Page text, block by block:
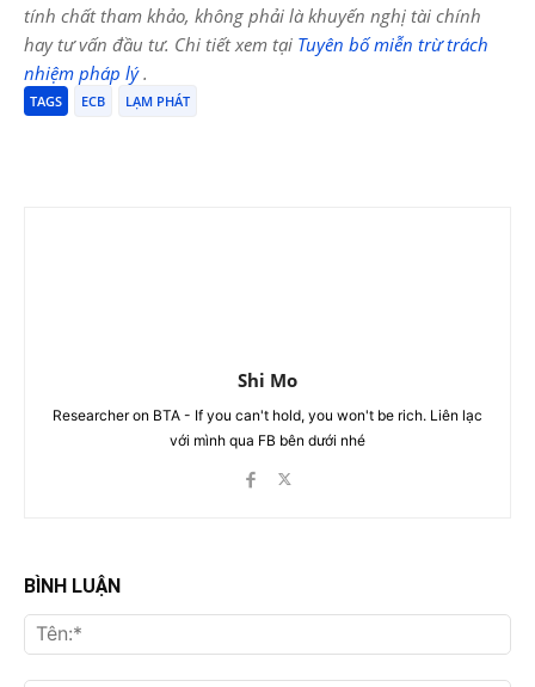
tính chất tham khảo, không phải là khuyến nghị tài chính
hay tư vấn đầu tư. Chi tiết xem tại Tuyên bố miễn trừ trách
nhiệm pháp lý.
TAGS ECB LẠM PHÁT
Shi Mo
Researcher on BTA - If you can't hold, you won't be rich. Liên lạc
với mình qua FB bên dưới nhé
BÌNH LUẬN